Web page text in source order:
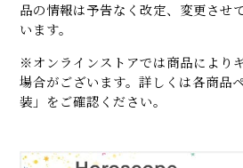
品の情報は予告なく改定、変更させ
います。
※オンラインストアでは商品により
場合がございます。詳しくは各商品
装」をご確認ください。